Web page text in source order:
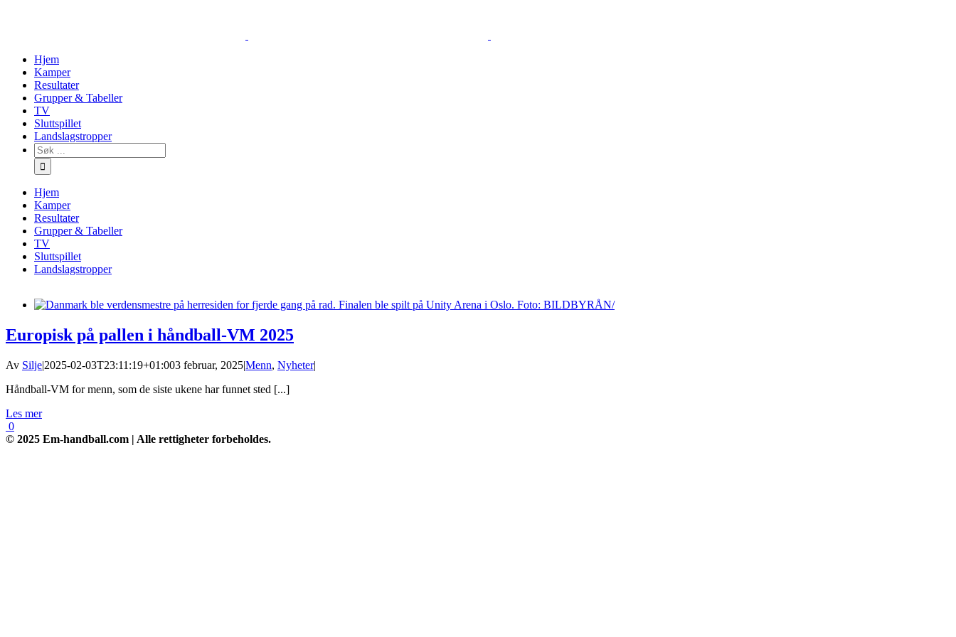
Hjem
Kamper
Resultater
Grupper & Tabeller
TV
Sluttspillet
Landslagstropper
Søk
…
Hjem
Kamper
Resultater
Grupper & Tabeller
TV
Sluttspillet
Landslagstropper
Europisk på pallen i håndball-VM 2025
Av Silje|2025-02-03T23:11:19+01:003 februar, 2025|Menn, Nyheter|
Håndball-VM for menn, som de siste ukene har funnet sted [...]
Les mer
0
© 2025 Em-handball.com | Alle rettigheter forbeholdes.